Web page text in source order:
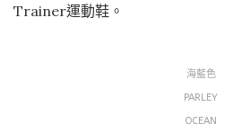
Trainer運動鞋。
海藍色
PARLEY
OCEAN